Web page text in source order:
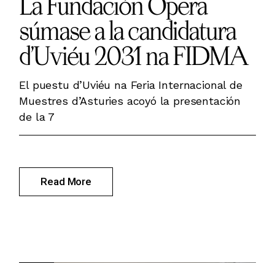
súmase a la candidatura
d’Uviéu 2031 na FIDMA
El puestu d’Uviéu na Feria Internacional de
Muestres d’Asturies acoyó la presentación
de la 7
Read More